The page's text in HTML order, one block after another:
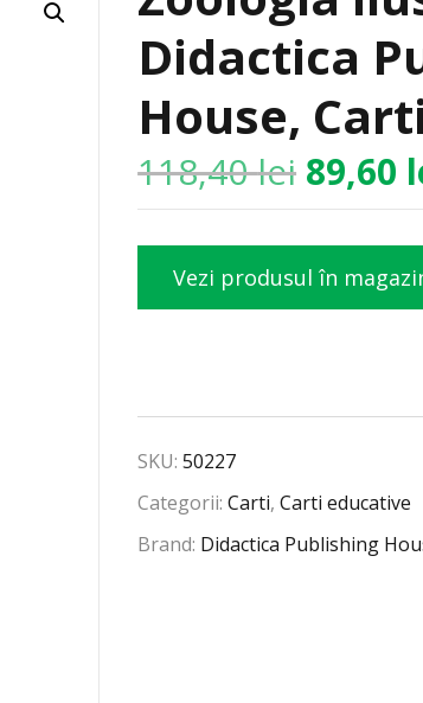
Didactica
House,
118,40lei 89,60
Vezi produsul în
SKU:50227
Categorii:Carti,Carti educative
Brand: Didactica Publishing